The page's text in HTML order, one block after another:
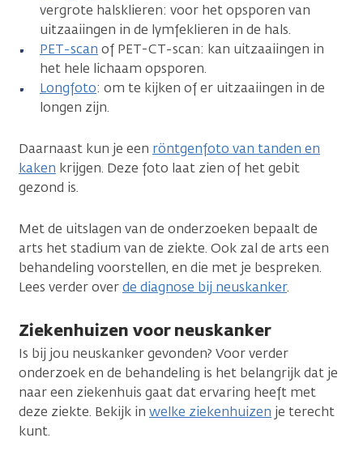
vergrote halsklieren: voor het opsporen van
uitzaaiingen in de lymfeklieren in de hals.
PET-scan of PET-CT-scan: kan uitzaaiingen in
het hele lichaam opsporen.
Longfoto: om te kijken of er uitzaaiingen in de
longen zijn.
Daarnaast kun je een röntgenfoto van tanden en
kaken krijgen. Deze foto laat zien of het gebit
gezond is.
Met de uitslagen van de onderzoeken bepaalt de
arts het stadium van de ziekte. Ook zal de arts een
behandeling voorstellen, en die met je bespreken.
Lees verder overde diagnose bij neuskanker.
Ziekenhuizen voor neuskanker
Is bij jou neuskanker gevonden? Voor verder
onderzoek en de behandeling is het belangrijk dat je
naar een ziekenhuis gaat dat ervaring heeft met
deze ziekte. Bekijk in welke ziekenhuizen je terecht
kunt.